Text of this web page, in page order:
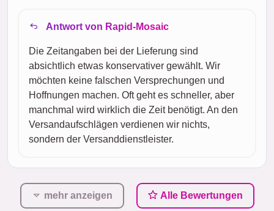
Antwort von Rapid-Mosaic
Die Zeitangaben bei der Lieferung sind
absichtlich etwas konservativer gewählt. Wir
möchten keine falschen Versprechungen und
Hoffnungen machen. Oft geht es schneller, aber
manchmal wird wirklich die Zeit benötigt. An den
Versandaufschlägen verdienen wir nichts,
sondern der Versanddienstleister.
mehr anzeigen Alle Bewertungen